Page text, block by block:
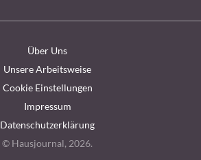
Über Uns
Unsere Arbeitsweise
Cookie Einstellungen
Impressum
Datenschutzerklärung
© Hausjournal, 2026.